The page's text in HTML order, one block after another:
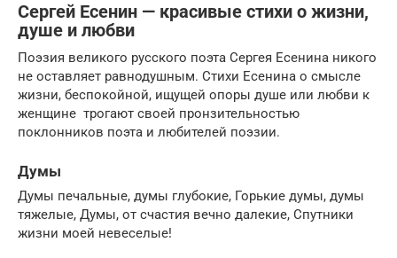
Сергей Есенин — красивые стихи о жизни,
душе и любви
Поэзия великого русского поэта Сергея Есенина никого
не оставляет равнодушным. Стихи Есенина о смысле
жизни, беспокойной, ищущей опоры душе или любви к
женщине трогают своей пронзительностью
поклонников поэта и любителей поэзии.
Думы
Думы печальные, думы глубокие, Горькие думы, думы
тяжелые, Думы, от счастия вечно далекие, Спутники
жизни моей невеселые!